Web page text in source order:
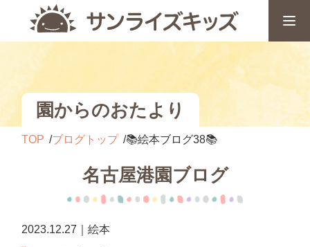
園からのおたより
TOP ブログトップ 📚絵本ブログ38📚
名古屋港園ブログ
2023.12.27｜絵本